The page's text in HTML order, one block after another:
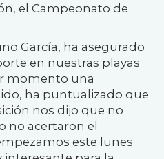
el Campeonato de
García, ha asegurado
en nuestras playas
momento una
ha puntualizado que
nos dijo que no
no acertaron el
este lunes